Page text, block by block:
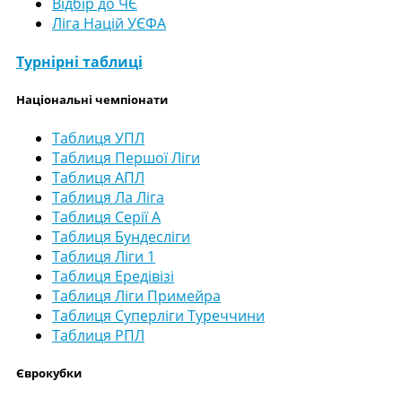
Ліга Націй УЄФА
Турнірні таблиці
Національні чемпіонати
Таблиця УПЛ
Таблиця Першої Ліги
Таблиця АПЛ
Таблиця Ла Ліга
Таблиця Серії А
Таблиця Бундесліги
Таблиця Ліги 1
Таблиця Ередівізі
Таблиця Ліги Примейра
Таблиця Суперліги Туреччини
Таблиця РПЛ
Єврокубки